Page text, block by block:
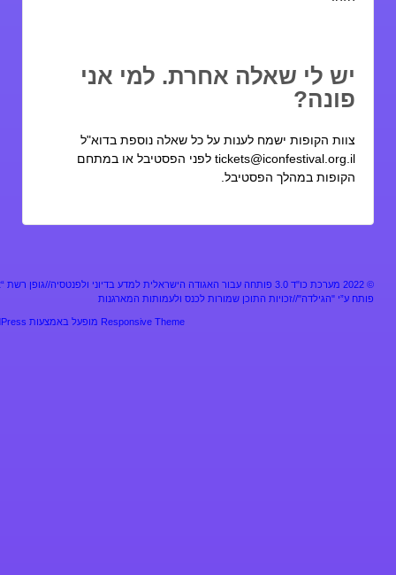
לי שאלה אחרת. למי אני
הקופות ישמח לענות על כל שאלה נוספת בדוא"ל
לפני הפסטיבל או במתחם
במהלך הפסטיבל.
מערכת כו"ד 3.0 פותחה עבור האגודה הישראלית למדע בדיוני ולפנטסיה//גופן רשת “אלף”
"הגילדה"//זכויות התוכן שמורות לכנס ולעמותות המארגנות
Responsive Themeמופעל באמצעות WordPress